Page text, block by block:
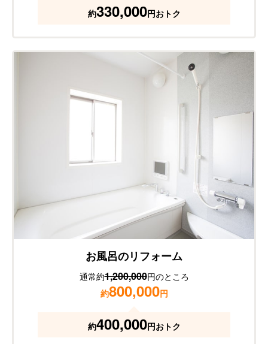
約330,000円おトク
お風呂のリフォーム
通常約1,200,000円のところ
約800,000円
約400,000円おトク